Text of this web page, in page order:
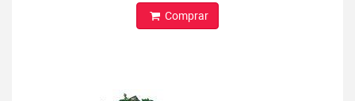
Comprar